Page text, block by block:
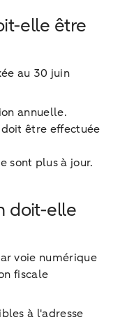
elle être
au 30 juin
annuelle.
être effectuée
sont plus à jour.
doit-elle
voie numérique
fiscale
à l'adresse